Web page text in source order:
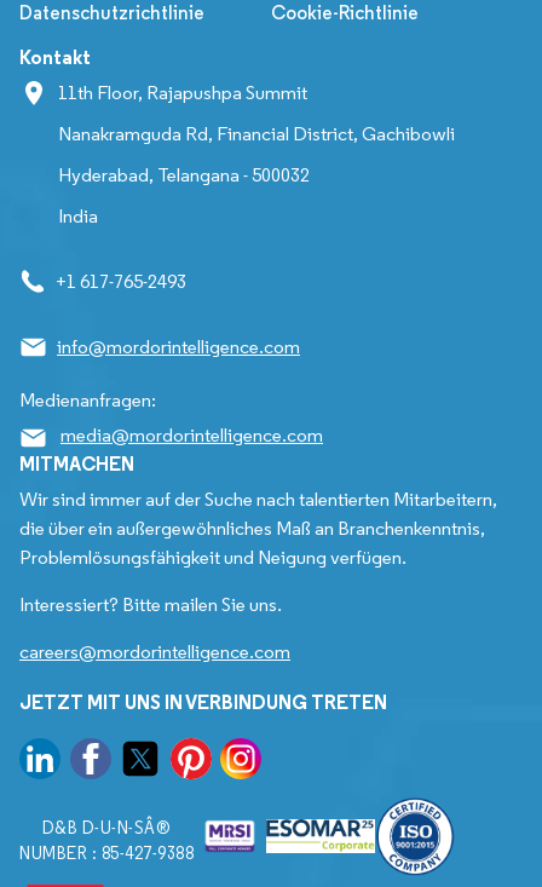
Datenschutzrichtlinie Cookie-Richtlinie
Kontakt
11th Floor, Rajapushpa Summit
Nanakramguda Rd, Financial District, Gachibowli
Hyderabad, Telangana - 500032
India
+1 617-765-2493
info@mordorintelligence.com
Medienanfragen:
media@mordorintelligence.com
MITMACHEN
Wir sind immer auf der Suche nach talentierten Mitarbeitern,
die über ein außergewöhnliches Maß an Branchenkenntnis,
Problemlösungsfähigkeit und Neigung verfügen.
Interessiert? Bitte mailen Sie uns.
careers@mordorintelligence.com
JETZT MIT UNS IN VERBINDUNG TRETEN
D&B D-U-N-SÂ®
NUMBER : 85-427-9388